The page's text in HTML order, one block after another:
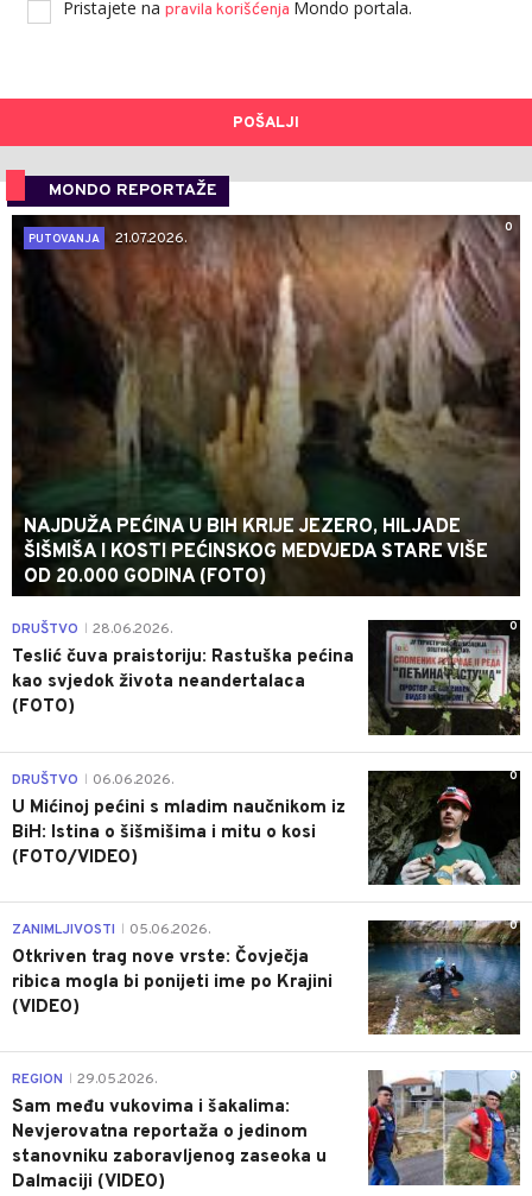
Pristajete na pravila korišćenja Mondo portala.
POŠALJI
MONDO REPORTAŽE
0
PUTOVANJA
21.07.2026.
NAJDUŽA PEĆINA U BIH KRIJE JEZERO, HILJADE
ŠIŠMIŠA I KOSTI PEĆINSKOG MEDVJEDA STARE VIŠE
OD 20.000 GODINA (FOTO)
0
DRUŠTVO 28.06.2026.
Teslić čuva praistoriju: Rastuška pećina
kao svjedok života neandertalaca
(FOTO)
0
DRUŠTVO 06.06.2026.
U Mićinoj pećini s mladim naučnikom iz
BiH: Istina o šišmišima i mitu o kosi
(FOTO/VIDEO)
0
ZANIMLJIVOSTI 05.06.2026.
Otkriven trag nove vrste: Čovječja
ribica mogla bi ponijeti ime po Krajini
(VIDEO)
0
REGION 29.05.2026.
Sam među vukovima i šakalima:
Nevjerovatna reportaža o jedinom
stanovniku zaboravljenog zaseoka u
Dalmaciji (VIDEO)